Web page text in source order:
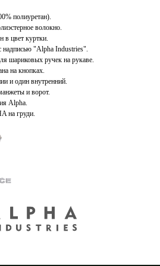
полиуретан).
волокно.
в цвет куртки.
надписью "Alpha Industries".
шариковых ручек на рукаве.
на кнопках.
и один внутренний.
и ворот.
Alpha.
на груди.